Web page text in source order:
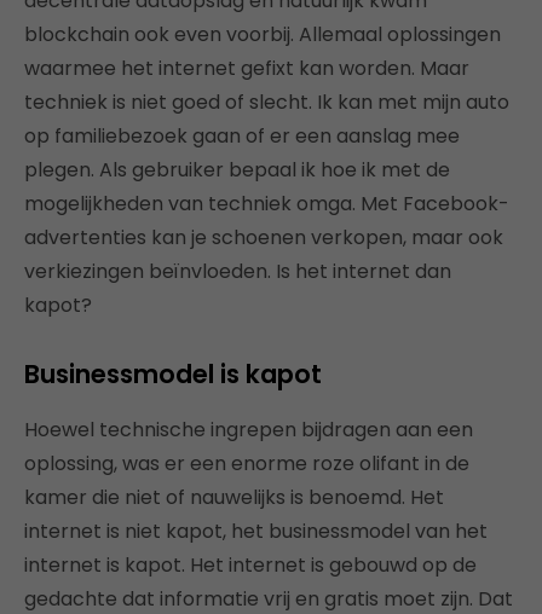
blockchain ook even voorbij. Allemaal oplossingen
waarmee het internet gefixt kan worden. Maar
techniek is niet goed of slecht. Ik kan met mijn auto
op familiebezoek gaan of er een aanslag mee
plegen. Als gebruiker bepaal ik hoe ik met de
mogelijkheden van techniek omga. Met Facebook-
advertenties kan je schoenen verkopen, maar ook
verkiezingen beïnvloeden. Is het internet dan
kapot?
Businessmodel is kapot
Hoewel technische ingrepen bijdragen aan een
oplossing, was er een enorme roze olifant in de
kamer die niet of nauwelijks is benoemd. Het
internet is niet kapot, het businessmodel van het
internet is kapot. Het internet is gebouwd op de
gedachte dat informatie vrij en gratis moet zijn. Dat